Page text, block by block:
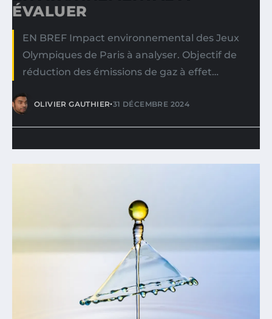
ÉVALUER
EN BREF Impact environnemental des Jeux
Olympiques de Paris à analyser. Objectif de
réduction des émissions de gaz à effet…
OLIVIER GAUTHIER•31 DÉCEMBRE 2024